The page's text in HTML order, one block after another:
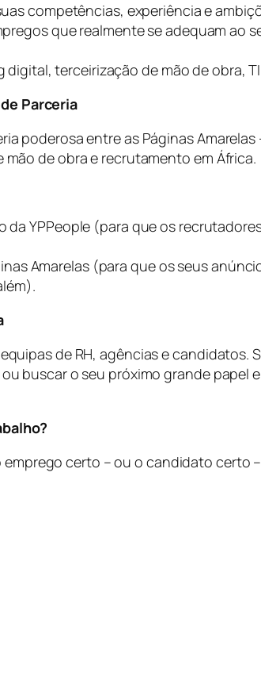
competências, experiência e
que realmente se adequam ao
digital, terceirização de mão de obra,
Parceria
poderosa entre as Páginas
de obra e recrutamento em África.
YPPeople (para que os
Amarelas (para que os seus
de RH, agências e
buscar o seu próximo grande papel
certo – ou o candidato certo